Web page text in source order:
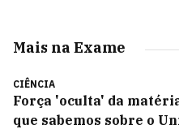
Mais na Exame
CIÊNCIA
Força 'oculta' da
que sabemos sobre o